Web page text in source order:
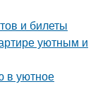
и билеты
уютным и
в уютное